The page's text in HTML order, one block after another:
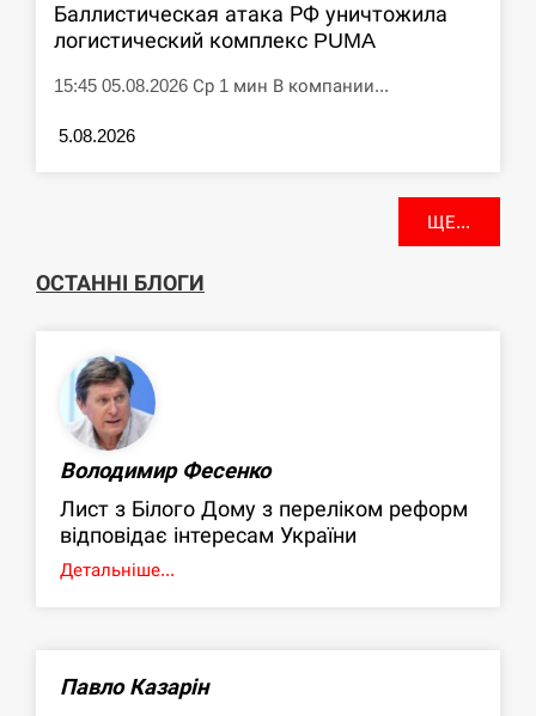
Баллистическая атака РФ уничтожила
логистический комплекс PUMA
15:45 05.08.2026 Ср 1 мин В компании...
5.08.2026
ЩЕ...
ОСТАННІ БЛОГИ
Володимир Фесенко
Лист з Білого Дому з переліком реформ
відповідає інтересам України
Детальніше...
Павло Казарін